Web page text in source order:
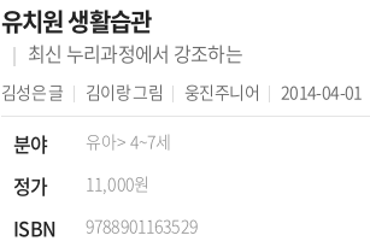
유치원 생활습관
최신 누리과정에서 강조하는
김성은글 김이랑그림 웅진주니어 2014-04-01
분야 유아> 4~7세
정가 11,000원
ISBN 9788901163529